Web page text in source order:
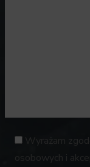
Wyrażam
osobowych i